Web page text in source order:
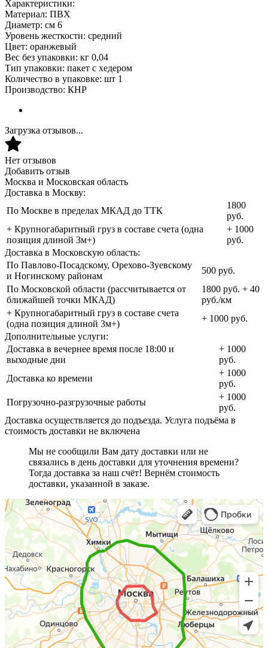
Характеристики:
Материал: ПВХ
Диаметр: см 6
Уровень жесткости: средний
Цвет: оранжевый
Вес без упаковки: кг 0,04
Тип упаковки: пакет с хедером
Количество в упаковке: шт 1
Производство: КНР
Загрузка отзывов...
Нет отзывов
Добавить отзыв
Москва и Московская область
Доставка в Москву:
По Москве в пределах МКАД до ТТК
1800
руб.
+ Крупногабаритный груз в составе счета (одна
позиция длиной 3м+)
+ 1000
руб.
Доставка в Московскую область:
По Павлово-Посадскому, Орехово-Зуевскому
и Ногинскому районам
500 руб.
По Московской области (рассчитывается от
ближайшей точки МКАД)
1800 руб. + 40
руб./км
+ Крупногабаритный груз в составе счета
(одна позиция длиной 3м+)
+ 1000 руб.
Дополнительные услуги:
Доставка в вечернее время после 18:00 и
выходные дни
+ 1000
руб.
Доставка ко времени
+ 1000
руб.
Погрузочно-разгрузочные работы
+ 1000
руб.
Доставка осуществляется до подъезда. Услуга подъёма в
стоимость доставки не включена
Мы не сообщили Вам дату доставки или не
связались в день доставки для уточнения времени?
Тогда доставка за наш счёт! Вернём стоимость
доставки, указанной в заказе.